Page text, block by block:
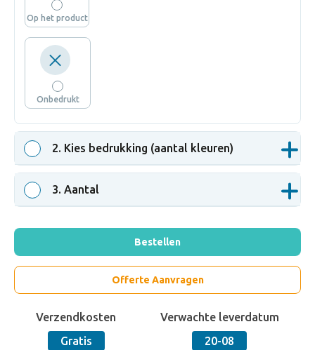
Op het product
Onbedrukt
2. Kies bedrukking (aantal kleuren)
3. Aantal
Bestellen
Offerte Aanvragen
Verzendkosten
Gratis
Verwachte leverdatum
20-08